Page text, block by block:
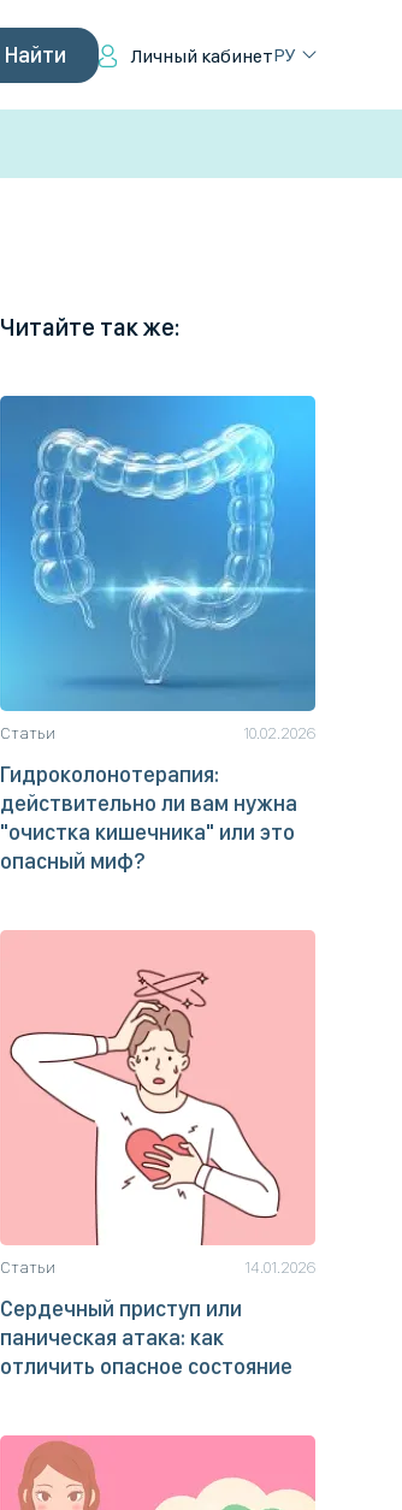
Личный кабинетРУ
Читайте так же:
Статьи 10.02.2026
Гидроколонотерапия:
действительно ли вам нужна
"очистка кишечника" или это
опасный миф?
Статьи 14.01.2026
Сердечный приступ или
паническая атака: как
отличить опасное состояние